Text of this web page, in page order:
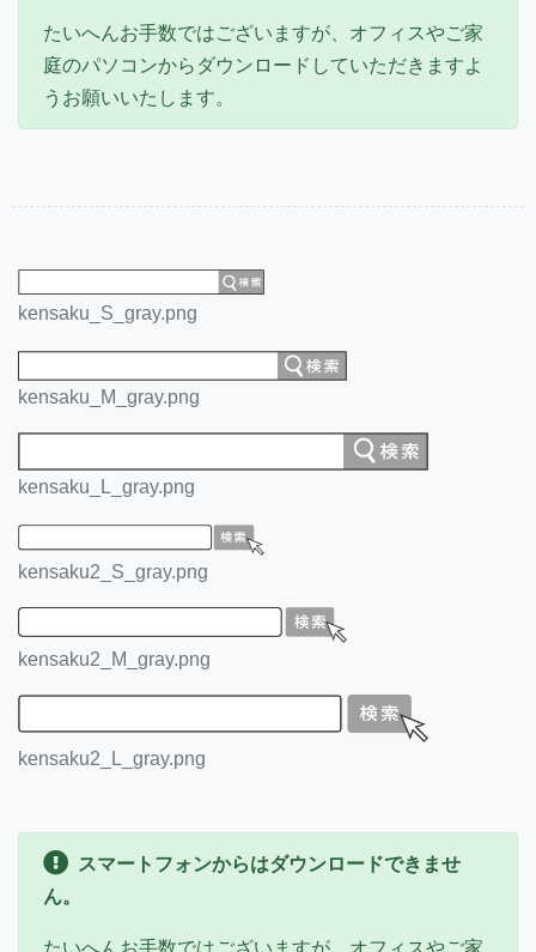
たいへんお手数ではございますが、オフィスやご家
庭のパソコンからダウンロードしていただきますよ
うお願いいたします。
kensaku_S_gray.png
kensaku_M_gray.png
kensaku_L_gray.png
kensaku2_S_gray.png
kensaku2_M_gray.png
kensaku2_L_gray.png
スマートフォンからはダウンロードできませ
ん。
たいへんお手数ではございますが、オフィスやご家